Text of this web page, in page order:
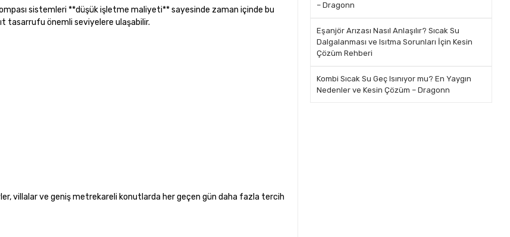
sistemleri **düşük işletme maliyeti** sayesinde zaman içinde bu
tasarrufu önemli seviyelere ulaşabilir.
villalar ve geniş metrekareli konutlarda her geçen gün daha fazla tercih
– Dragonn
Eşanjör Arızası Nasıl Anlaşılır? Sıcak Su
Dalgalanması ve Isıtma Sorunları İçin Kesin
Çözüm Rehberi
Kombi Sıcak Su Geç Isınıyor mu? En Yaygın
Nedenler ve Kesin Çözüm – Dragonn